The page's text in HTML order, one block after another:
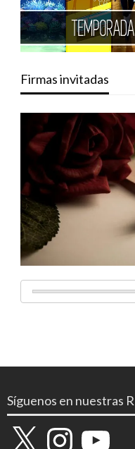
Firmas invitadas
Síguenos en nuestras
X InstagramYouTube